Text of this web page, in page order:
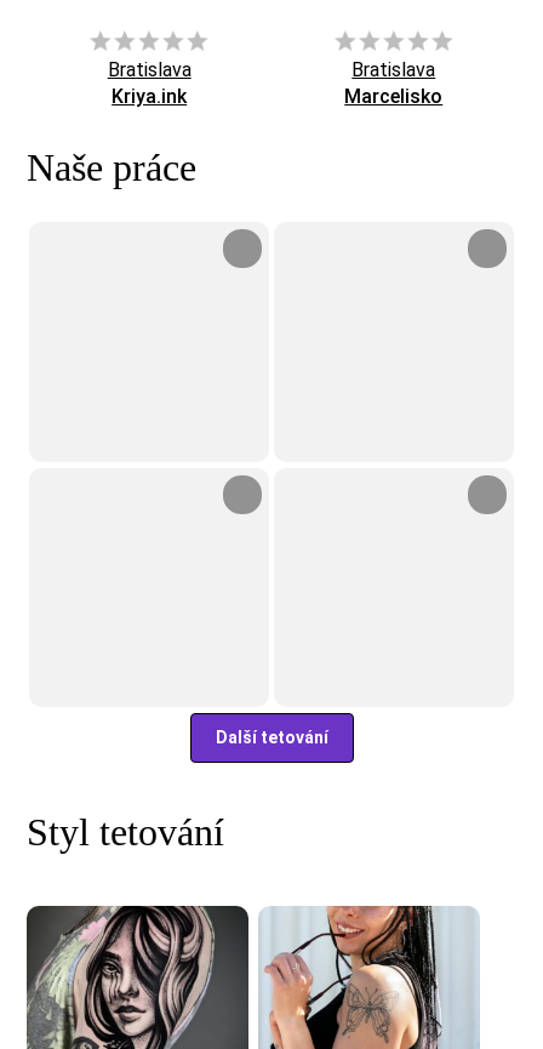
Bratislava
Kriya.ink
Bratislava
Marcelisko
Naše práce
Další tetování
Styl tetování